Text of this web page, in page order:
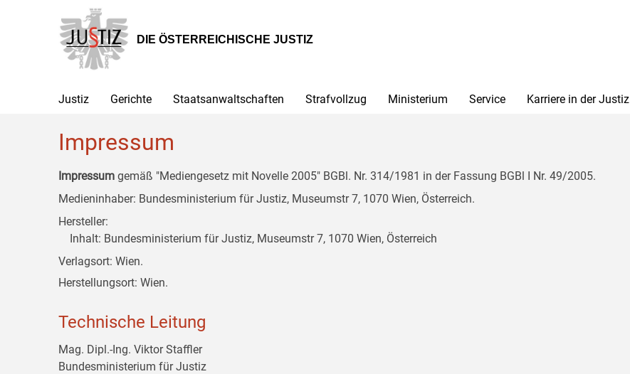
Hauptnavigation
[1]
Inhalt
[2]
Untermenü
[3]
DIE ÖSTERREICHISCHE JUSTIZ
Justiz Gerichte Staatsanwaltschaften Strafvollzug Ministerium Service Karriere in der Justiz
Impressum
Impressum gemäß "Mediengesetz mit Novelle 2005" BGBl. Nr. 314/1981 in der Fassung BGBl I Nr. 49/2005.
Medieninhaber: Bundesministerium für Justiz, Museumstr 7, 1070 Wien, Österreich.
Hersteller:
Inhalt: Bundesministerium für Justiz, Museumstr 7, 1070 Wien, Österreich
Verlagsort: Wien.
Herstellungsort: Wien.
Technische Leitung
Mag. Dipl.-Ing. Viktor Staffler
Bundesministerium für Justiz